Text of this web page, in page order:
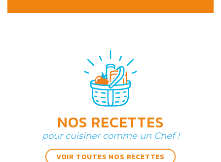
NOS RECETTES
pour cuisiner comme un Chef !
VOIR TOUTES NOS RECETTES